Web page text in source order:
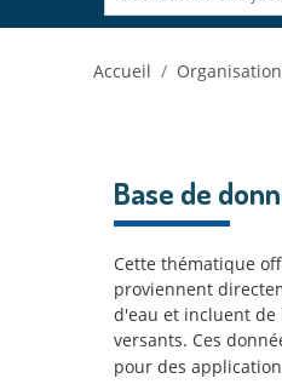
Accueil
Base de
Cette thématique
proviennent
d'eau et incluent de
versants. Ces
pour des application